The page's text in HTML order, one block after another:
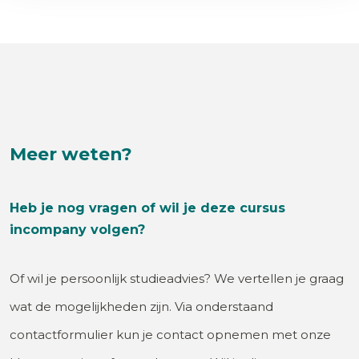
Meer weten?
Heb je nog vragen of wil je deze cursus
incompany volgen?
Of wil je persoonlijk studieadvies? We vertellen je graag
wat de mogelijkheden zijn. Via onderstaand
contactformulier kun je contact opnemen met onze